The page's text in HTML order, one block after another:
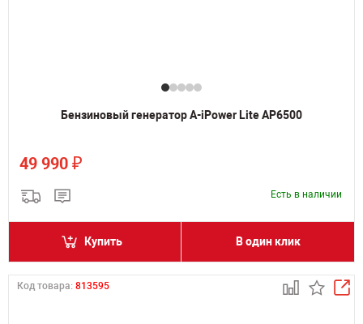
Бензиновый генератор A-iPower Lite AP6500
49 990 ₽
Есть в наличии
Купить В один клик
Код товара: 813595